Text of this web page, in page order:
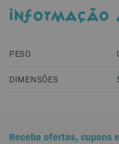
PESO
DIMENSÕES
Receba ofertas, cupons